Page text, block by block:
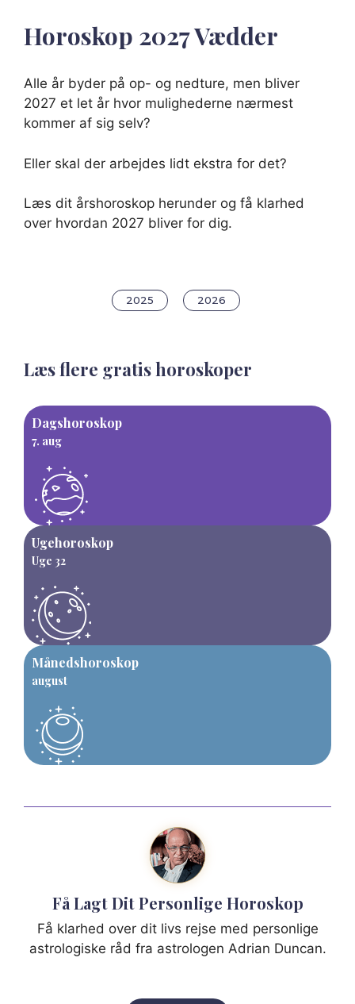
Horoskop 2027 Vædder
Alle år byder på op- og nedture, men bliver
2027 et let år hvor mulighederne nærmest
kommer af sig selv?
Eller skal der arbejdes lidt ekstra for det?
Læs dit årshoroskop herunder og få klarhed
over hvordan 2027 bliver for dig.
2025 2026
Læs flere gratis horoskoper
Dagshoroskop
7. aug
Ugehoroskop
Uge 32
Månedshoroskop
august
Få Lagt Dit Personlige Horoskop
Få klarhed over dit livs rejse med personlige
astrologiske råd fra astrologen Adrian Duncan.